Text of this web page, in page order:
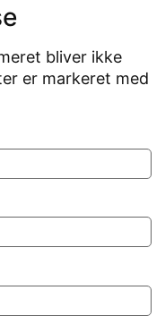
bliver ikke
er markeret med